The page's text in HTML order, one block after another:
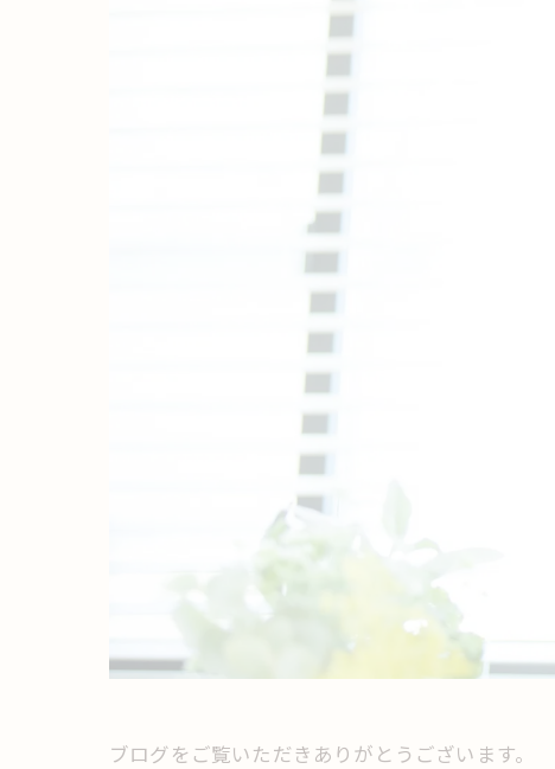
ブログをご覧いただきありがとうございます。